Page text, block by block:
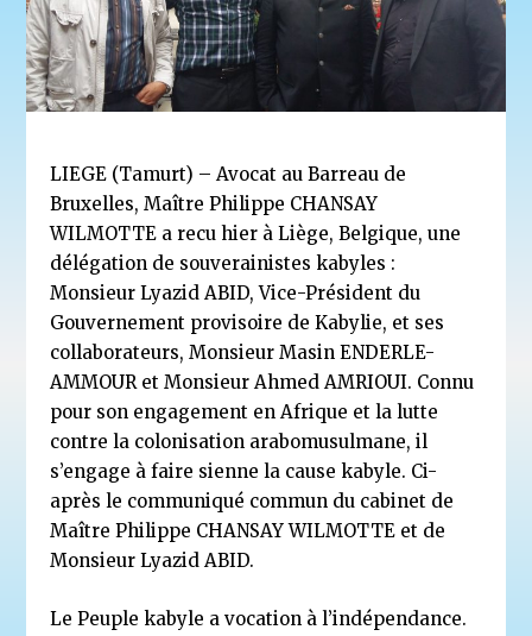
LIEGE (Tamurt) – Avocat au Barreau de
Bruxelles, Maître Philippe CHANSAY
WILMOTTE a recu hier à Liège, Belgique, une
délégation de souverainistes kabyles :
Monsieur Lyazid ABID, Vice-Président du
Gouvernement provisoire de Kabylie, et ses
collaborateurs, Monsieur Masin ENDERLE-
AMMOUR et Monsieur Ahmed AMRIOUI. Connu
pour son engagement en Afrique et la lutte
contre la colonisation arabomusulmane, il
s’engage à faire sienne la cause kabyle. Ci-
après le communiqué commun du cabinet de
Maître Philippe CHANSAY WILMOTTE et de
Monsieur Lyazid ABID.
Le Peuple kabyle a vocation à l’indépendance.